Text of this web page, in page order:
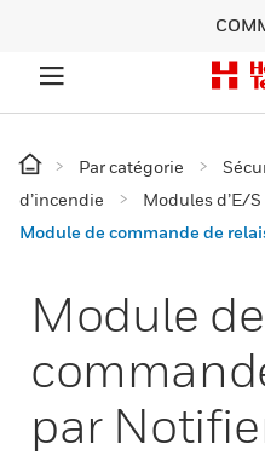
Par catégorie
d’incendie
Modules d’E/S
Module de commande de
Module de
par